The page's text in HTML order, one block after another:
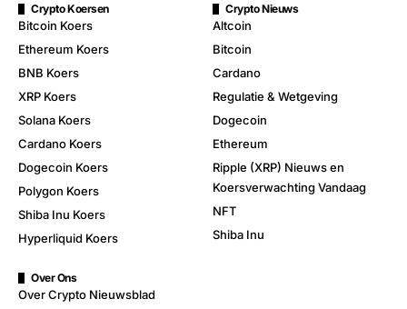
Crypto Koersen
Bitcoin Koers
Ethereum Koers
BNB Koers
XRP Koers
Solana Koers
Cardano Koers
Dogecoin Koers
Polygon Koers
Shiba Inu Koers
Hyperliquid Koers
Crypto Nieuws
Altcoin
Bitcoin
Cardano
Regulatie & Wetgeving
Dogecoin
Ethereum
Ripple (XRP) Nieuws en
Koersverwachting Vandaag
NFT
Shiba Inu
Over Ons
Over Crypto Nieuwsblad